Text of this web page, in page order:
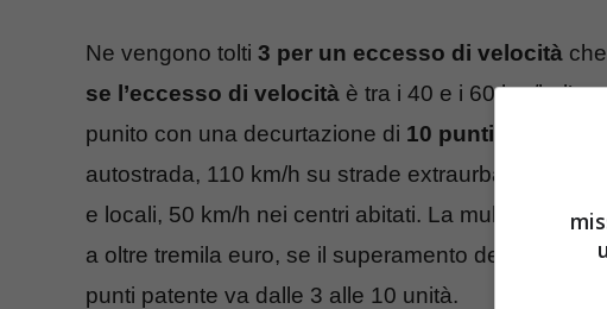
Ne vengono tolti 3 per un eccesso di velocità
se l’eccesso di velocità è tra i 40 e i 60 km/h;
punito con una decurtazione di 10 punti . In Italia,
autostrada, 110 km/h su strade extraurbane
e locali, 50 km/h nei centri abitati. La multa per chi
a oltre tremila euro, se il superamento del limite
punti patente va dalle 3 alle 10 unità.